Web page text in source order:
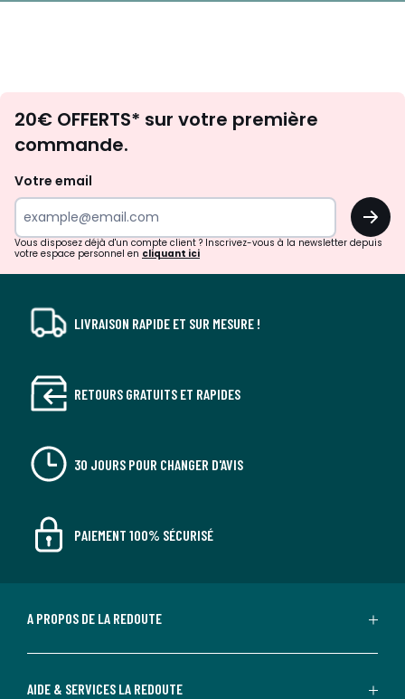
d'inspirations
surprises?
20€ OFFERTS* sur votre première
commande.
Votre email
OK
Vous disposez déjà d'un compte client ? Inscrivez-vous à la newsletter depuis
votre espace personnel en cliquant ici
LIVRAISON RAPIDE ET SUR MESURE !
RETOURS GRATUITS ET RAPIDES
30 JOURS POUR CHANGER D'AVIS
PAIEMENT 100% SÉCURISÉ
A PROPOS DE LA REDOUTE
AIDE & SERVICES LA REDOUTE